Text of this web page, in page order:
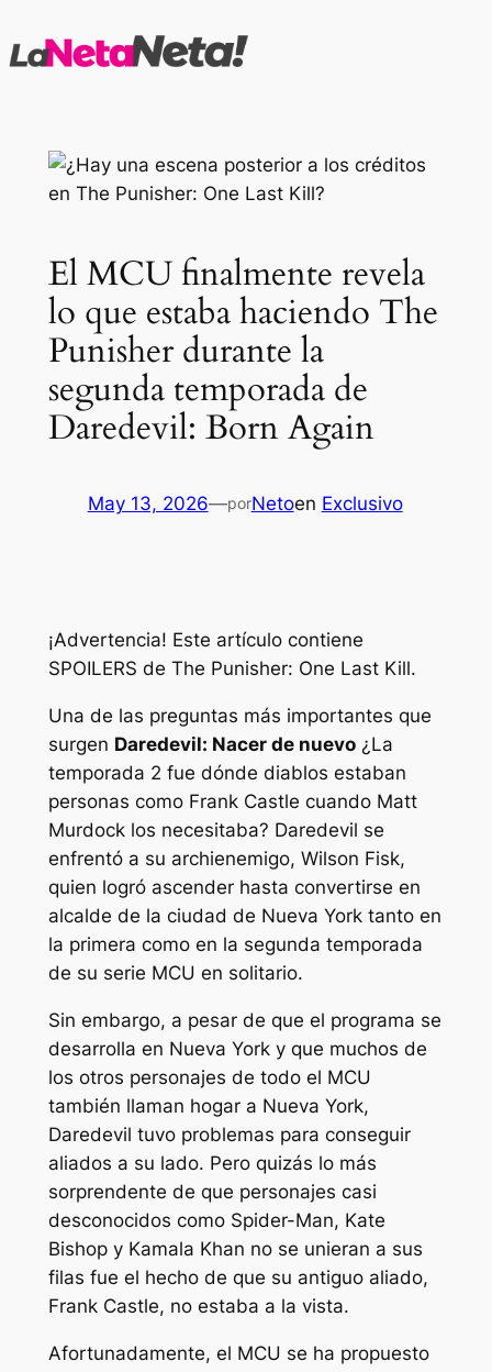
al
El MCU finalmente revela
lo que estaba haciendo The
Punisher durante la
segunda temporada de
Daredevil: Born Again
May 13, 2026—porNetoen Exclusivo
¡Advertencia! Este artículo contiene
SPOILERS de The Punisher: One Last Kill.
Una de las preguntas más importantes que
surgen Daredevil: Nacer de nuevo¿La
temporada 2 fue dónde diablos estaban
personas como Frank Castle cuando Matt
Murdock los necesitaba? Daredevil se
enfrentó a su archienemigo, Wilson Fisk,
quien logró ascender hasta convertirse en
alcalde de la ciudad de Nueva York tanto en
la primera como en la segunda temporada
de su serie MCU en solitario.
Sin embargo, a pesar de que el programa se
desarrolla en Nueva York y que muchos de
los otros personajes de todo el MCU
también llaman hogar a Nueva York,
Daredevil tuvo problemas para conseguir
aliados a su lado. Pero quizás lo más
sorprendente de que personajes casi
desconocidos como Spider-Man, Kate
Bishop y Kamala Khan no se unieran a sus
filas fue el hecho de que su antiguo aliado,
Frank Castle, no estaba a la vista.
Afortunadamente, el MCU se ha propuesto